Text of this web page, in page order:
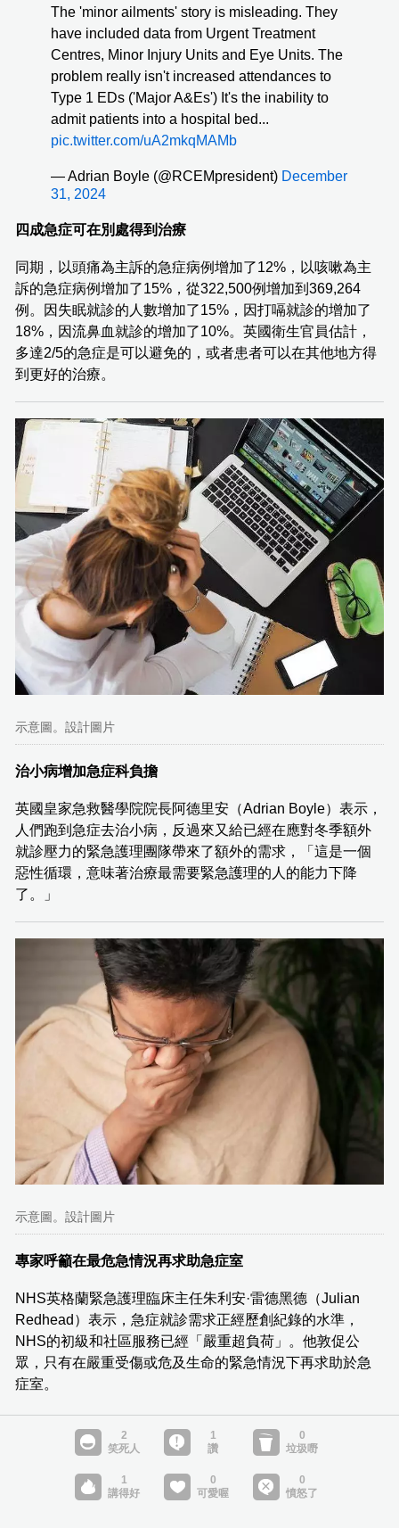
The 'minor ailments' story is misleading. They
have included data from Urgent Treatment
Centres, Minor Injury Units and Eye Units. The
problem really isn't increased attendances to
Type 1 EDs ('Major A&Es') It's the inability to
admit patients into a hospital bed...
pic.twitter.com/uA2mkqMAMb
— Adrian Boyle (@RCEMpresident) December
31, 2024
四成急症可在別處得到治療
同期，以頭痛為主訴的急症病例增加了12%，以咳嗽為主
訴的急症病例增加了15%，從322,500例增加到369,264
例。因失眠就診的人數增加了15%，因打嗝就診的增加了
18%，因流鼻血就診的增加了10%。英國衛生官員估計，
多達2/5的急症是可以避免的，或者患者可以在其他地方得
到更好的治療。
示意圖。設計圖片
治小病增加急症科負擔
英國皇家急救醫學院院長阿德里安（Adrian Boyle）表示，
人們跑到急症去治小病，反過來又給已經在應對冬季額外
就診壓力的緊急護理團隊帶來了額外的需求，「這是一個
惡性循環，意味著治療最需要緊急護理的人的能力下降
了。」
示意圖。設計圖片
專家呼籲在最危急情況再求助急症室
NHS英格蘭緊急護理臨床主任朱利安·雷德黑德（Julian
Redhead）表示，急症就診需求正經歷創紀錄的水準，
NHS的初級和社區服務已經「嚴重超負荷」。他敦促公
眾，只有在嚴重受傷或危及生命的緊急情況下再求助於急
症室。